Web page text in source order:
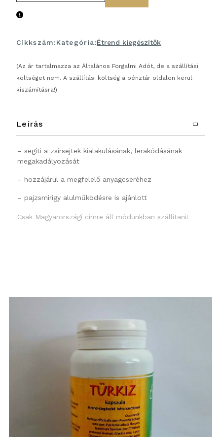
Cikkszám:Kategória:Étrend kiegészítők
(Az ár tartalmazza az Általános Forgalmi Adót, de a szállítási
költséget nem. A szállítási költség a pénztár oldalon kerül
kiszámításra!)
Leírás
– segíti a zsírsejtek kialakulásának, lerakódásának
megakadályozását
– hozzájárul a megfelelő anyagcseréhez
– pajzsmirigy alulműködésre is ajánlott
Csak Magyarországi címre áll módunkban szállítani!